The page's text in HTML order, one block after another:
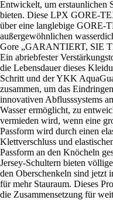
Entwickelt, um erstaunlichen
bieten. Diese LPX GORE-
über eine langlebige GORE-
außergewöhnlichen
Gore „GARANTIERT, SIE
Ein abriebfester
die Lebensdauer dieses
Schritt und der YKK
zusammen, um das
innovativen Abflusssystems
Wasser ermöglicht, zu
vermieden wird, wenn eine
Passform wird durch einen
Klettverschluss und
Passform an den Knöcheln
Jersey-Schultern bieten
den Oberschenkeln sind jetzt
für mehr Stauraum. Dieses
die Zusammensetzung für